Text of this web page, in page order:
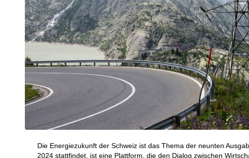
Die Energiezukunft der Schweiz ist das Thema der neunten
2024 stattfindet, ist eine Plattform, die den Dialog zwischen